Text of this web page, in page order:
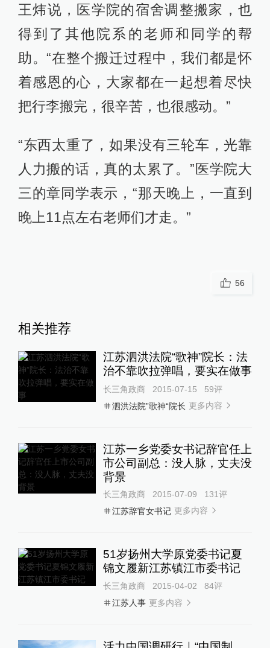
王炜说，医学院的宿舍调整搬家，也
得到了其他院系的老师和同学的帮
助。“在整个搬迁过程中，我们都是怀
着感恩的心，大家都在一起想着尽快
把行李搬完，很辛苦，也很感动。”
“东西太重了，如果没有三轮车，光靠
人力搬的话，真的太累了。”医学院大
三的章同学表示，“那天晚上，一直到
晚上11点左右老师们才走。”
56
相关推荐
江苏泗洪法院“歌神”院长：法
治不靠吹拉弹唱，要实在做事
长三角政商 2015-07-15 59评
泗洪法院”歌神“院长 更多内容
江苏一乡党委女书记辞官任上
市公司副总：没人脉，丈夫没
背景
长三角政商 2015-07-09 131评
江苏辞官女书记 更多内容
51岁扬州大学原党委书记夏
锦文履新江苏镇江市委书记
长三角政商 2015-04-02 84评
江苏人事 更多内容